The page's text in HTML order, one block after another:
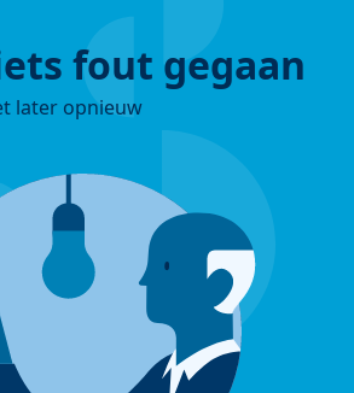
fout gegaan
later opnieuw